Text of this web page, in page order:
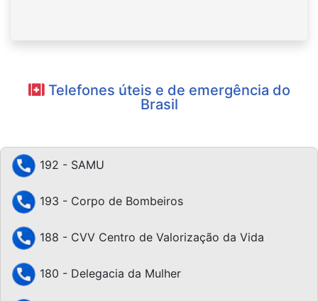
Telefones úteis e de emergência do
Brasil
192 - SAMU
193 - Corpo de Bombeiros
188 - CVV Centro de Valorização da Vida
180 - Delegacia da Mulher